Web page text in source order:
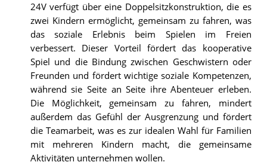
24V verfügt über eine Doppelsitzkonstruktion, die es
zwei Kindern ermöglicht, gemeinsam zu fahren, was
das soziale Erlebnis beim Spielen im Freien
verbessert. Dieser Vorteil fördert das kooperative
Spiel und die Bindung zwischen Geschwistern oder
Freunden und fördert wichtige soziale Kompetenzen,
während sie Seite an Seite ihre Abenteuer erleben.
Die Möglichkeit, gemeinsam zu fahren, mindert
außerdem das Gefühl der Ausgrenzung und fördert
die Teamarbeit, was es zur idealen Wahl für Familien
mit mehreren Kindern macht, die gemeinsame
Aktivitäten unternehmen wollen.